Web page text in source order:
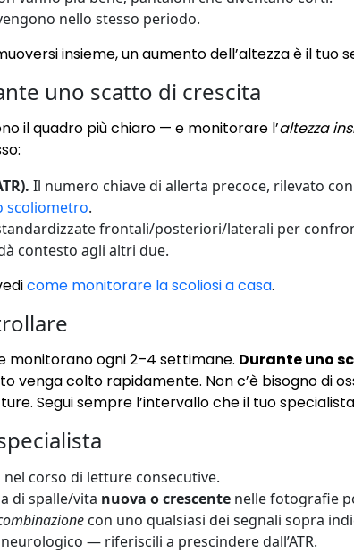
nello stesso periodo.
insieme, un aumento dell’altezza è il tuo
uno scatto di crescita
il quadro più chiaro — e monitorare l’altezza
Il numero chiave di allerta precoce, rilevato
scoliometro.
frontali/posteriori/laterali per
contesto agli altri due.
come monitorare la scoliosi a casa.
monitorano ogni 2–4 settimane. Durante uno
venga colto rapidamente. Non c’è bisogno di
Segui sempre l’intervallo che il tuo
nel corso di letture consecutive.
di spalle/vita nuova o crescente nelle fotografie
con uno qualsiasi dei segnali sopra
— riferiscili a prescindere dall’ATR.